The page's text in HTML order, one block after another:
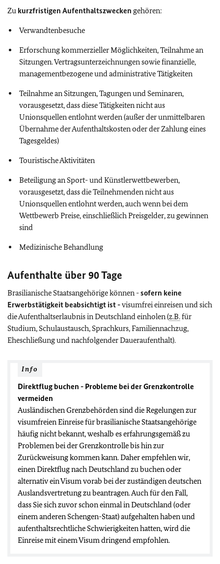
Zu kurzfristigen Aufenthaltszwecken gehören:
Verwandtenbesuche
Erforschung kommerzieller Möglichkeiten, Teilnahme an
Sitzungen. Vertragsunterzeichnungen sowie finanzielle,
managementbezogene und administrative Tätigkeiten
Teilnahme an Sitzungen, Tagungen und Seminaren,
vorausgesetzt, dass diese Tätigkeiten nicht aus
Unionsquellen entlohnt werden (außer der unmittelbaren
Übernahme der Aufenthaltskosten oder der Zahlung eines
Tagesgeldes)
Touristische Aktivitäten
Beteiligung an Sport- und Künstlerwettbewerben,
vorausgesetzt, dass die Teilnehmenden nicht aus
Unionsquellen entlohnt werden, auch wenn bei dem
Wettbewerb Preise, einschließlich Preisgelder, zu gewinnen
sind
Medizinische Behandlung
Aufenthalte über 90 Tage
Brasilianische Staatsangehörige können -sofern keine
Erwerbstätigkeit beabsichtigt ist -visumfrei einreisen und sich
die Aufenthaltserlaubnis in Deutschland einholen(z.B.für
Studium, Schulaustausch, Sprachkurs, Familiennachzug,
Eheschließung und nachfolgender Daueraufenthalt).
Info
Direktflug buchen - Probleme bei der Grenzkontrolle
vermeiden
Ausländischen Grenzbehörden sind die Regelungen zur
visumfreien Einreise für brasilianische Staatsangehörige
häufig nicht bekannt, weshalb es erfahrungsgemäß zu
Problemen bei der Grenzkontrolle bis hin zur
Zurückweisung kommen kann. Daher empfehlen wir,
einen Direktflug nach Deutschland zu buchen oder
alternativ ein Visum vorab bei der zuständigen deutschen
Auslandsvertretung zu beantragen. Auch für den Fall,
dass Sie sich zuvor schon einmal in Deutschland (oder
einem anderen Schengen-Staat) aufgehalten haben und
aufenthaltsrechtliche Schwierigkeiten hatten, wird die
Einreise mit einem Visum dringend empfohlen.